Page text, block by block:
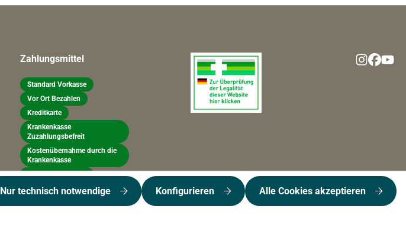
Zahlungsmittel
Standard Vorkasse
Vor Ort Bezahlen
Kreditkarte
Krankenkasse
Zuzahlungsbefreit
Kostenübernahme durch die
Krankenkasse
Abilita Pay By Link
Nur technisch notwendige Konfigurieren Alle Cookies akzeptieren